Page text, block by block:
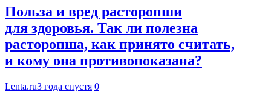
Польза и вред расторопши
для здоровья. Так ли полезна
расторопша, как принято считать,
и кому она противопоказана?
Lenta.ru3 года спустя 0